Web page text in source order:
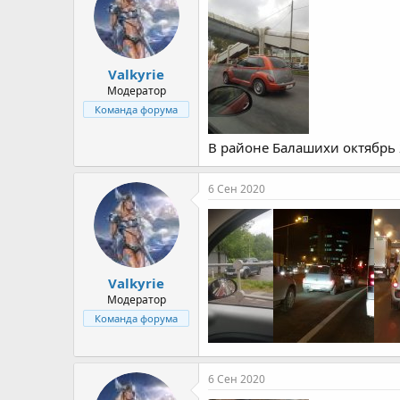
Valkyrie
Модератор
Команда форума
В районе Балашихи октябрь
Valkyrie
Модератор
Команда форума
6 Сен 2020
6 Сен 2020